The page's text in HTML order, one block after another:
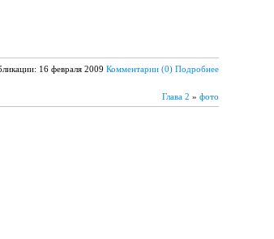
16 февраля 2009 Комментарии (0) Подробнее
Глава 2 » фото